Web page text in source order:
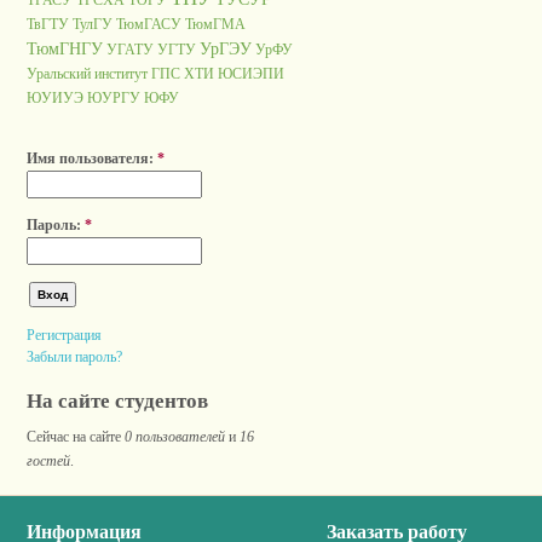
ТвГТУ ТулГУ ТюмГАСУ ТюмГМА
ТюмГНГУ УГАТУ УГТУ УрГЭУ УрФУ
Уральский институт ГПС ХТИ ЮСИЭПИ
ЮУИУЭ ЮУРГУ ЮФУ
Имя пользователя: *
Пароль: *
Регистрация
Забыли пароль?
На сайте студентов
Сейчас на сайте 0 пользователей и 16
гостей
Информация Заказать работу